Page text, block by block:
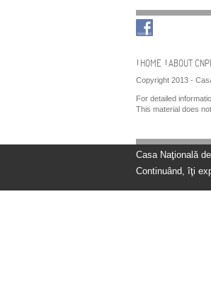
Navigation
HOME ABOUT
Copyright 2013 -
For detailed
This material does
Casa Naţională
Continuând, îţi